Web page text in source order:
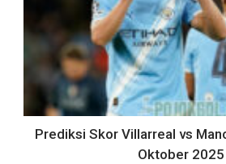
Prediksi Skor Villarreal vs
Oktober 2025